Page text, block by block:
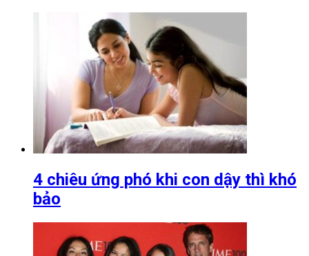
4 chiêu ứng phó khi con dậy thì khó
bảo